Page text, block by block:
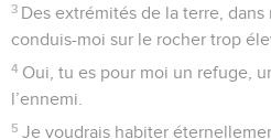
3 Des extrémités de la terre,
conduis-moi sur le rocher trop
4 Oui, tu es pour moi un refuge,
l’ennemi.
5 Je voudrais habiter